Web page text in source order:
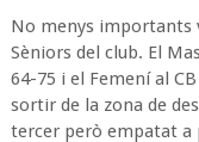
No menys importants
Sèniors del club. El
64-75 i el Femení al
sortir de la zona de
tercer però empatat a